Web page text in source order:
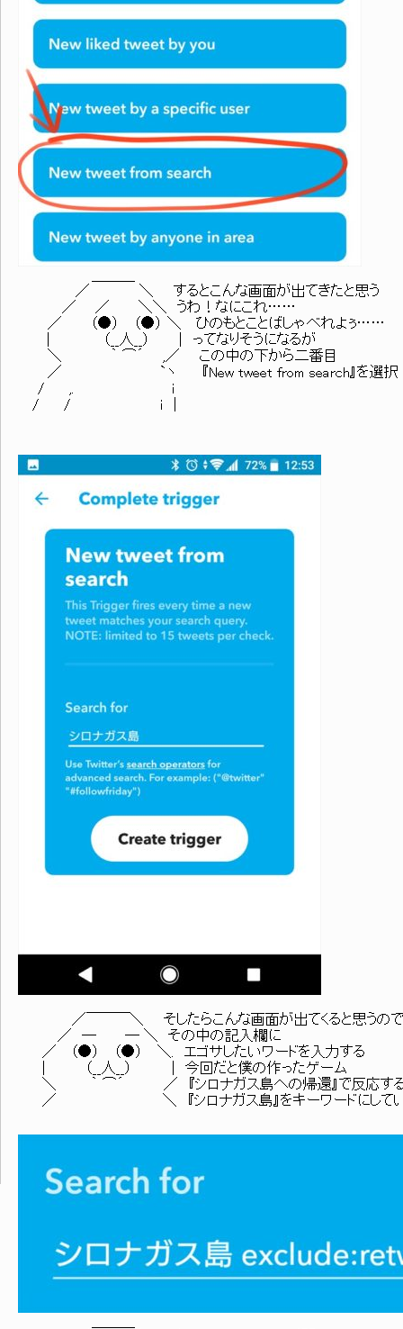
／ ＼ するとこんな画面が出てきたと思う
／ ／ ＼＼ うわ！なにこれ……
／ （●） （●） ＼ ひのもとことばしゃべれよぅ……
| （__人__） | ってなりそうになるが
＼ ｀ ⌒´ ,／ この中の下から二番目
／ `ヽ 『New tweet from search』を選択
/ ,. i
/ / ｉ |
／￣￣￣＼ そしたらこんな画面が出てくると思うので
／ ─ ─ ＼ その中の記入欄に
／ （●） （●） ＼. エゴサしたいワードを入力する
| （__人__） | 今回だと僕の作ったゲーム
＼ ｀ ⌒´ ／ 『シロナガス島への帰還』で反応する
／ ＼ 『シロナガス島』をキーワードにしてい